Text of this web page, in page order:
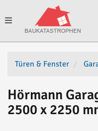
Toggle
navigation
Türen & Fenster
Hörmann
2500 x 2250